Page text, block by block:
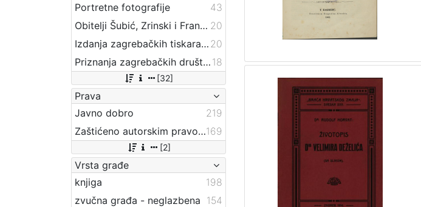
Portretne fotografije
43
Obitelji Šubić, Zrinski i Frankopan 20
Izdanja zagrebačkih tiskara 17. i 18. stoljeća 20
Priznanja zagrebačkih društava 18
[32]
Prava
Javno dobro
219
Zaštićeno autorskim pravom169
[2]
Vrsta građe
knjiga
198
zvučna građa - neglazbena 154